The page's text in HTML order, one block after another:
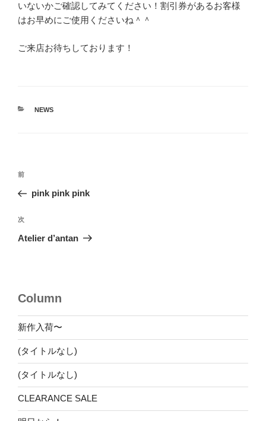
いないかご確認してみてください！割引券があるお客様
はお早めにご使用くださいね＾＾
ご来店お待ちしております！
カ
NEWS
投
ナ
ビ
ゲ
ン
前
の
稿
前
pink pink pink
次
の
次
Atelier d’antan
Column
新作入荷〜
(タイトルなし)
(タイトルなし)
CLEARANCE SALE